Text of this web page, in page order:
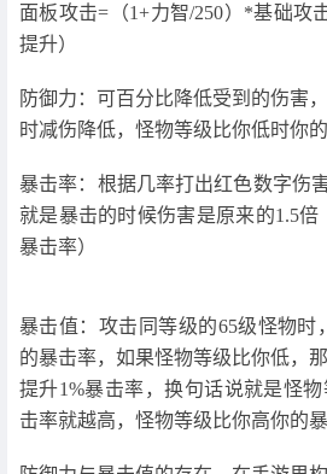
面板攻击=（1+力智/250）*基础攻
提升）
防御力：可百分比降低受到的伤害
时减伤降低，怪物等级比你低时你
暴击率：根据几率打出红色数字伤
就是暴击的时候伤害是原来的1.5倍
暴击率）
暴击值：攻击同等级的65级怪物时
的暴击率，如果怪物等级比你低，
提升1%暴击率，换句话说就是怪
击率就越高，怪物等级比你高你的